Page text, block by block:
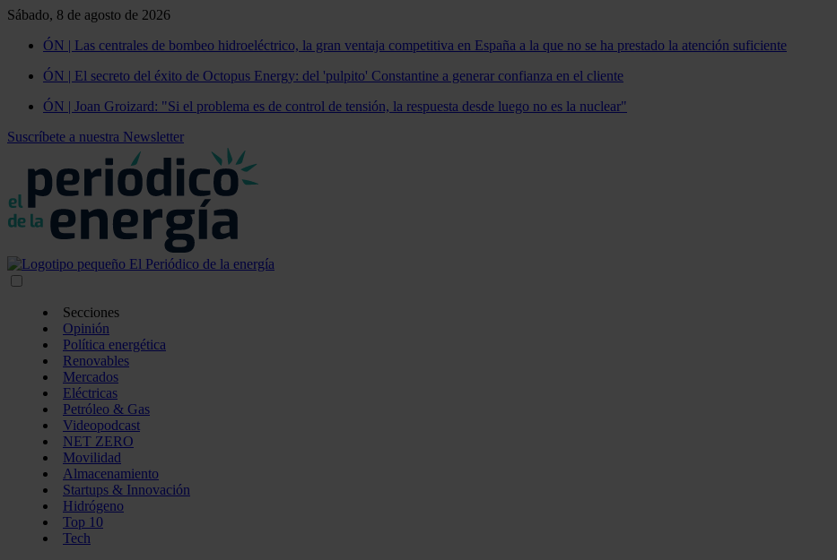
Sábado, 8 de agosto de 2026
ÓN | Las centrales de bombeo hidroeléctrico, la gran ventaja competitiva en España a la que no se ha prestado la atención suficiente
ÓN | El secreto del éxito de Octopus Energy: del 'pulpito' Constantine a generar confianza en el cliente
ÓN | Joan Groizard: "Si el problema es de control de tensión, la respuesta desde luego no es la nuclear"
Suscríbete a nuestra Newsletter
Secciones
Opinión
Política energética
Renovables
Mercados
Eléctricas
Petróleo & Gas
Videopodcast
NET ZERO
Movilidad
Almacenamiento
Startups & Innovación
Hidrógeno
Top 10
Tech